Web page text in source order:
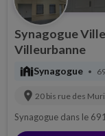
Synagogue
Villeurbanne
synagogueSynagogue •
location_on 20 bis rue des
Synagogue dans le